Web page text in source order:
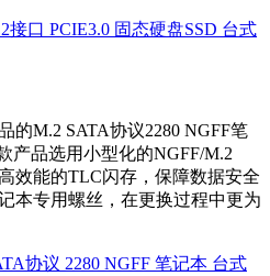
接口 PCIE3.0 固态硬盘SSD 台式
的M.2 SATA协议2280 NGFF笔
产品选用小型化的NGFF/M.2
效能的TLC闪存，保障数据安全
本专用螺丝，在更换过程中更为
协议 2280 NGFF 笔记本 台式